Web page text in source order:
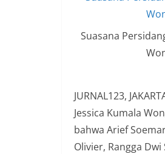
Suasana
JURNAL123,
Jessica Kumala
bahwa Arief
Olivier, Rangga Dwi